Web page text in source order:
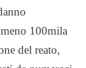
100mila
del reato,